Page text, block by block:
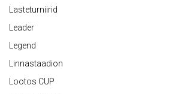
Lasteturniirid
Leader
Legend
Linnastaadion
Lootos CUP